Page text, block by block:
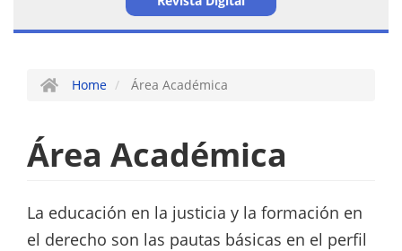
Home Área Académica
Área Académica
La educación en la justicia y la formación en
el derecho son las pautas básicas en el perfil